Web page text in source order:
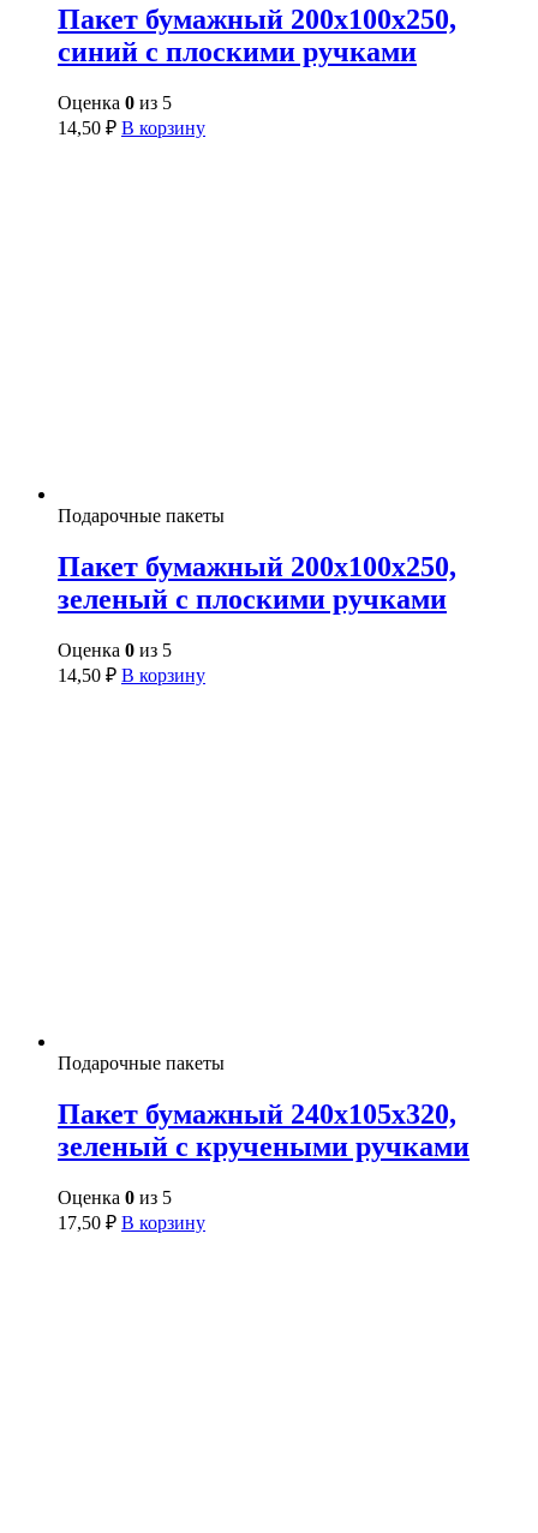
Пакет бумажный 200х100х250,
синий с плоскими ручками
Оценка 0 из 5
14,50 ₽ В корзину
Подарочные пакеты
Пакет бумажный 200х100х250,
зеленый с плоскими ручками
Оценка 0 из 5
14,50 ₽ В корзину
Подарочные пакеты
Пакет бумажный 240х105х320,
зеленый с кручеными ручками
Оценка 0 из 5
17,50 ₽ В корзину